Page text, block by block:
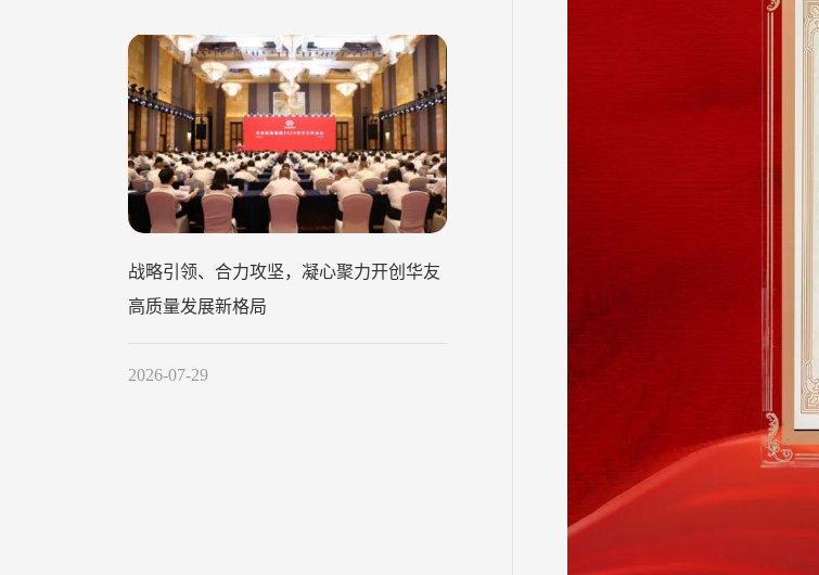
战略引领、合力攻坚，凝心聚力开创华友
高质量发展新格局
2026-07-29